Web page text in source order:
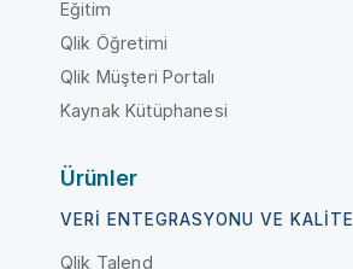
Eğitim
Qlik Öğretimi
Qlik Müşteri Portalı
Kaynak Kütüphanesi
Ürünler
VERI ENTEGRASYONU VE KALITE
Qlik Talend